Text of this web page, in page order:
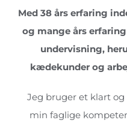
Med 38 års erfaring
og mange års
undervisning,
kædekunder og
Jeg bruger et klart
min faglige